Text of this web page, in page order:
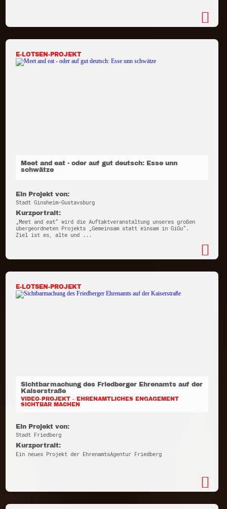
E-LOTSEN-PROJEKT
Meet and eat - oder auf gut deutsch: Esse unn
schwätze
Ein Projekt von:
Stadt Ginsheim-Gustavsburg
Kurzportrait:
„Meet and eat“ wird die Auftaktveranstaltung unseres großen
übergeordneten Projekts „Gemeinsam statt einsam in GiGu“.
Ziel ist es, alte und ...
E-LOTSEN-PROJEKT
Sichtbarmachung des Friedberger Ehrenamts auf der
Kaiserstraße
VIDEO-PROJEKT - EHRENAMTLICHES ENGAGEMENT
SICHTBAR MACHEN
Ein Projekt von:
Stadt Friedberg
Kurzportrait:
Ein neues Projekt der EhrenamtsAgentur Friedberg